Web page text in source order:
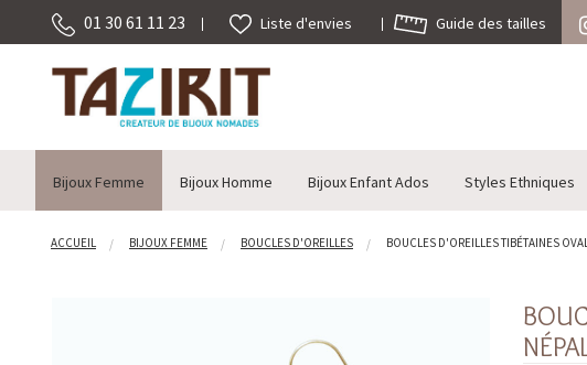
01 30 61 11 23 Liste d'envies Guide des tailles
Bijoux Femme Bijoux Homme Bijoux Enfant Ados Styles Ethniques
ACCUEIL BIJOUX FEMME BOUCLES D'OREILLES BOUCLES D'OREILLES TIBÉTAINES